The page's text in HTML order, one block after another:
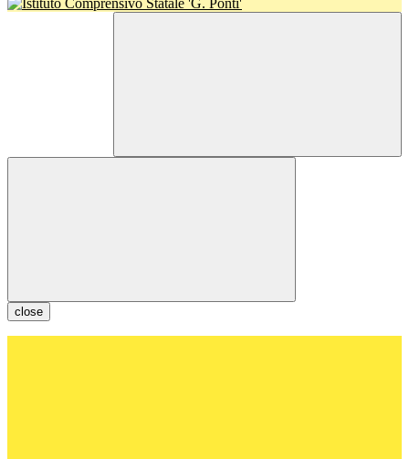
close